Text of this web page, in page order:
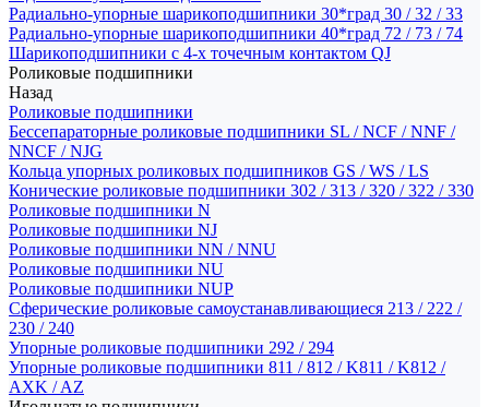
Радиально-упорные шарикоподшипники 30*град 30 / 32 / 33
Радиально-упорные шарикоподшипники 40*град 72 / 73 / 74
Шарикоподшипники с 4-х точечным контактом QJ
Роликовые подшипники
Назад
Роликовые подшипники
Бессепараторные роликовые подшипники SL / NCF / NNF /
NNCF / NJG
Кольца упорных роликовых подшипников GS / WS / LS
Конические роликовые подшипники 302 / 313 / 320 / 322 / 330
Роликовые подшипники N
Роликовые подшипники NJ
Роликовые подшипники NN / NNU
Роликовые подшипники NU
Роликовые подшипники NUP
Сферические роликовые самоустанавливающиеся 213 / 222 /
230 / 240
Упорные роликовые подшипники 292 / 294
Упорные роликовые подшипники 811 / 812 / K811 / K812 /
AXK / AZ